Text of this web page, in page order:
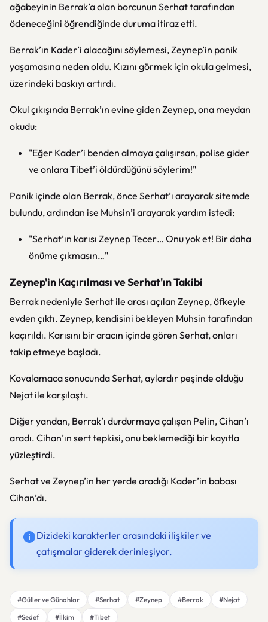
ağabeyinin Berrak’a olan borcunun Serhat tarafından
ödeneceğini öğrendiğinde duruma itiraz etti.
Berrak’ın Kader’i alacağını söylemesi, Zeynep’in panik
yaşamasına neden oldu. Kızını görmek için okula gelmesi,
üzerindeki baskıyı artırdı.
Okul çıkışında Berrak’ın evine giden Zeynep, ona meydan
okudu:
"Eğer Kader’i benden almaya çalışırsan, polise gider
ve onlara Tibet’i öldürdüğünü söylerim!"
Panik içinde olan Berrak, önce Serhat’ı arayarak sitemde
bulundu, ardından ise Muhsin’i arayarak yardım istedi:
"Serhat’ın karısı Zeynep Tecer… Onu yok et! Bir daha
önüme çıkmasın…"
Zeynep'in Kaçırılması ve Serhat'ın Takibi
Berrak nedeniyle Serhat ile arası açılan Zeynep, öfkeyle
evden çıktı. Zeynep, kendisini bekleyen Muhsin tarafından
kaçırıldı. Karısını bir aracın içinde gören Serhat, onları
takip etmeye başladı.
Kovalamaca sonucunda Serhat, aylardır peşinde olduğu
Nejat ile karşılaştı.
Diğer yandan, Berrak’ı durdurmaya çalışan Pelin, Cihan’ı
aradı. Cihan’ın sert tepkisi, onu beklemediği bir kayıtla
yüzleştirdi.
Serhat ve Zeynep’in her yerde aradığı Kader’in babası
Cihan’dı.
Dizideki karakterler arasındaki ilişkiler ve
çatışmalar giderek derinleşiyor.
#Güller ve Günahlar #Serhat #Zeynep #Berrak
#Nejat
#Sedef
#İlkim #Tibet